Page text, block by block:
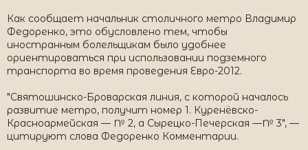
Как сообщает начальник столичного метро Владимир
Федоренко, это обусловлено тем, чтобы
иностранным болельщикам было удобнее
ориентироваться при использовании подземного
транспорта во время проведения Евро-2012.
"Святошинско-Броварская линия, с которой началось
развитие метро, получит номер 1. Куренёвско-
Красноармейская — № 2, а Сырецко-Печерская —№ 3", —
цитируют слова Федоренко Комментарии.